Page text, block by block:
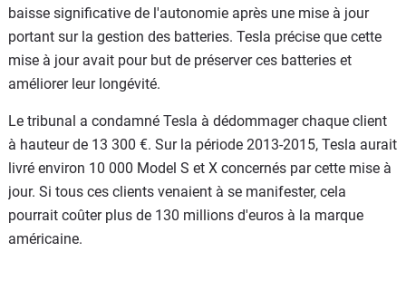
baisse significative de l'autonomie après une mise à jour
portant sur la gestion des batteries. Tesla précise que cette
mise à jour avait pour but de préserver ces batteries et
améliorer leur longévité.
Le tribunal a condamné Tesla à dédommager chaque client
à hauteur de 13 300 €. Sur la période 2013-2015, Tesla aurait
livré environ 10 000 Model S et X concernés par cette mise à
jour. Si tous ces clients venaient à se manifester, cela
pourrait coûter plus de 130 millions d'euros à la marque
américaine.